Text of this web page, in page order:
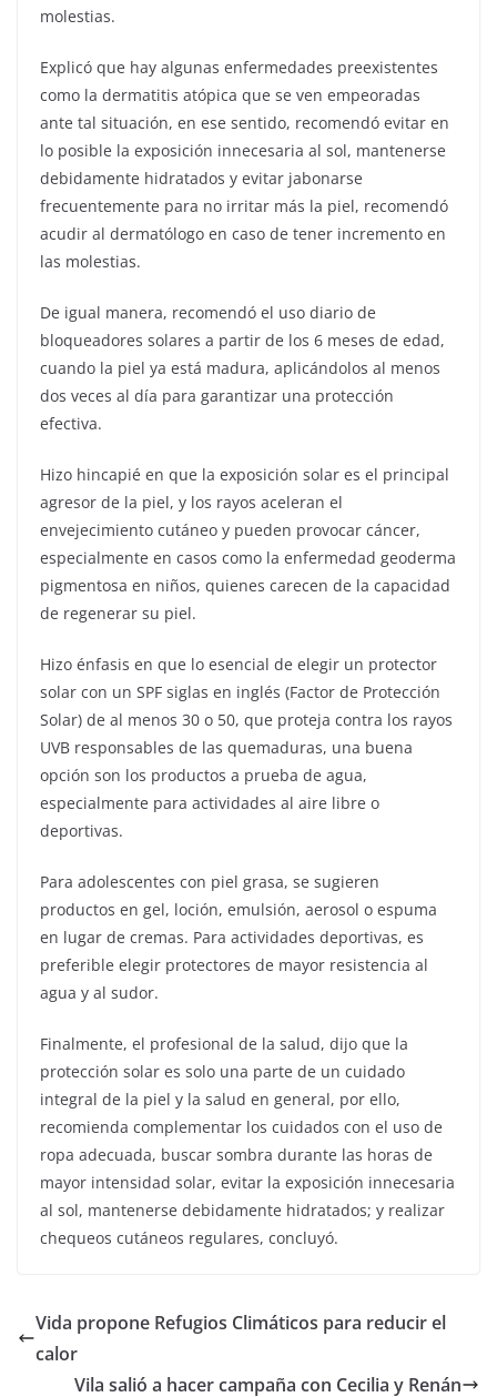
molestias.
Explicó que hay algunas enfermedades preexistentes
como la dermatitis atópica que se ven empeoradas
ante tal situación, en ese sentido, recomendó evitar en
lo posible la exposición innecesaria al sol, mantenerse
debidamente hidratados y evitar jabonarse
frecuentemente para no irritar más la piel, recomendó
acudir al dermatólogo en caso de tener incremento en
las molestias.
De igual manera, recomendó el uso diario de
bloqueadores solares a partir de los 6 meses de edad,
cuando la piel ya está madura, aplicándolos al menos
dos veces al día para garantizar una protección
efectiva.
Hizo hincapié en que la exposición solar es el principal
agresor de la piel, y los rayos aceleran el
envejecimiento cutáneo y pueden provocar cáncer,
especialmente en casos como la enfermedad geoderma
pigmentosa en niños, quienes carecen de la capacidad
de regenerar su piel.
Hizo énfasis en que lo esencial de elegir un protector
solar con un SPF siglas en inglés (Factor de Protección
Solar) de al menos 30 o 50, que proteja contra los rayos
UVB responsables de las quemaduras, una buena
opción son los productos a prueba de agua,
especialmente para actividades al aire libre o
deportivas.
Para adolescentes con piel grasa, se sugieren
productos en gel, loción, emulsión, aerosol o espuma
en lugar de cremas. Para actividades deportivas, es
preferible elegir protectores de mayor resistencia al
agua y al sudor.
Finalmente, el profesional de la salud, dijo que la
protección solar es solo una parte de un cuidado
integral de la piel y la salud en general, por ello,
recomienda complementar los cuidados con el uso de
ropa adecuada, buscar sombra durante las horas de
mayor intensidad solar, evitar la exposición innecesaria
al sol, mantenerse debidamente hidratados; y realizar
chequeos cutáneos regulares, concluyó.
Vida propone Refugios Climáticos para reducir el
calor
Vila salió a hacer campaña con Cecilia y Renán